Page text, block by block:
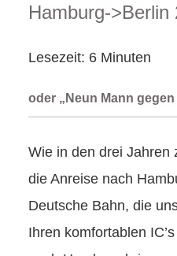
AM
Hamburg->Berlin
Lesezeit: 6 Minuten
oder „Neun Mann
Wie in den drei Jahren
die Anreise nach
Deutsche Bahn, die
Ihren komfortablen